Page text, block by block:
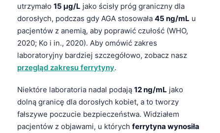
utrzymało 15 µg/L jako ścisły próg graniczny dla
dorosłych, podczas gdy AGA stosowała 45 ng/mL u
pacjentów z anemią, aby poprawić czułość (WHO,
2020; Ko i in., 2020). Aby omówić zakres
laboratoryjny bardziej szczegółowo, zobacz nasz
przegląd zakresu ferrytyny.
Niektóre laboratoria nadal podają 12 ng/mL jako
dolną granicę dla dorosłych kobiet, a to tworzy
fałszywe poczucie bezpieczeństwa. Widziałem
pacjentów z objawami, u których ferrytyna wynosiła